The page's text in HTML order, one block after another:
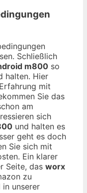
Schließlich
m800 so
halten. Hier
mit
Sie das
am
sich
und halten es
geht es doch
Sie sich mit
Ein klarer
Seite, das worx
zu
in unserer